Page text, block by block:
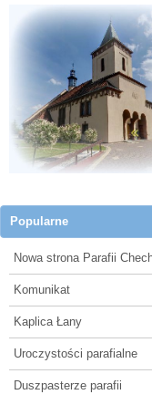
Popularne
Nowa strona Parafii
Komunikat
Kaplica Łany
Uroczystości parafialne
Duszpasterze parafii